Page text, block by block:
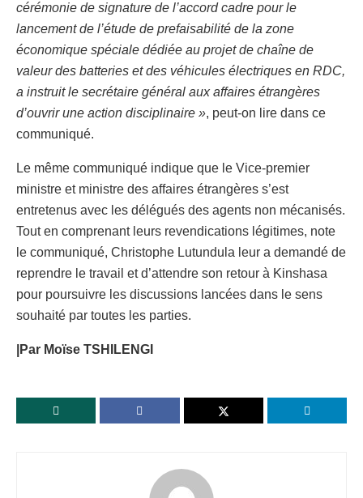
cérémonie de signature de l’accord cadre pour le
lancement de l’étude de prefaisabilité de la zone
économique spéciale dédiée au projet de chaîne de
valeur des batteries et des véhicules électriques en RDC,
a instruit le secrétaire général aux affaires étrangères
d’ouvrir une action disciplinaire », peut-on lire dans ce
communiqué.
Le même communiqué indique que le Vice-premier
ministre et ministre des affaires étrangères s’est
entretenus avec les délégués des agents non mécanisés.
Tout en comprenant leurs revendications légitimes, note
le communiqué, Christophe Lutundula leur a demandé de
reprendre le travail et d’attendre son retour à Kinshasa
pour poursuivre les discussions lancées dans le sens
souhaité par toutes les parties.
|Par Moïse TSHILENGI